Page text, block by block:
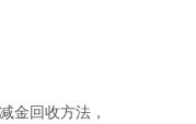
金回收方法，